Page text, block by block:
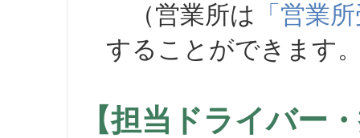
（営業所は 「営業
することができます
【担当ドライバー